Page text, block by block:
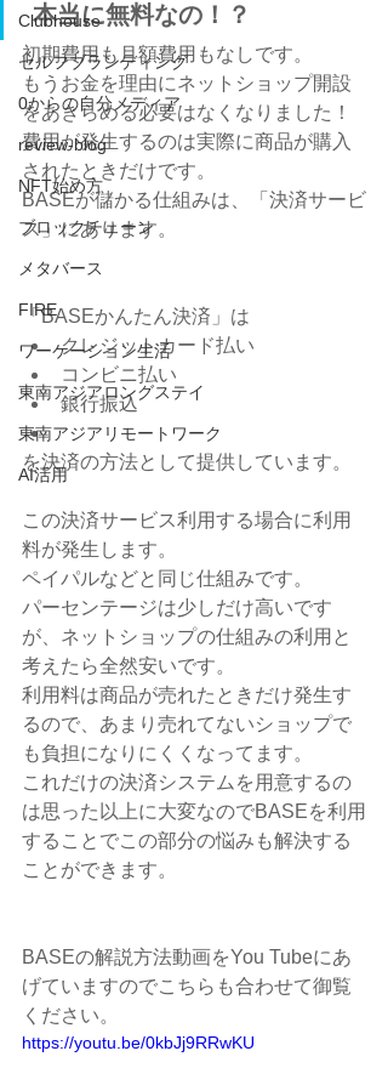
Clubhouse
セルフブランディング
0からの自分メディア
review-blog
NFT始め方
ブロックチェーン
メタバース
FIRE
ワーケーション生活
東南アジアロングステイ
東南アジアリモートワーク
AI活用
本当に無料なの！？
初期費用も月額費用もなしです。
もうお金を理由にネットショップ開設
をあきらめる必要はなくなりました！
費用が発生するのは実際に商品が購入
されたときだけです。
BASEが儲かる仕組みは、「決済サービ
ス」にあります。
「BASEかんたん決済」は
クレジットカード払い
コンビニ払い
銀行振込
を決済の方法として提供しています。
この決済サービス利用する場合に利用
料が発生します。
ペイパルなどと同じ仕組みです。
パーセンテージは少しだけ高いです
が、ネットショップの仕組みの利用と
考えたら全然安いです。
利用料は商品が売れたときだけ発生す
るので、あまり売れてないショップで
も負担になりにくくなってます。
これだけの決済システムを用意するの
は思った以上に大変なのでBASEを利用
することでこの部分の悩みも解決する
ことができます。
BASEの解説方法動画をYou Tubeにあ
げていますのでこちらも合わせて御覧
ください。
https://youtu.be/0kbJj9RRwKU